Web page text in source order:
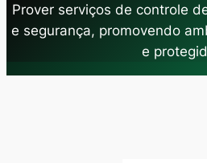
Prover serviços de controle
e segurança, promovendo
e